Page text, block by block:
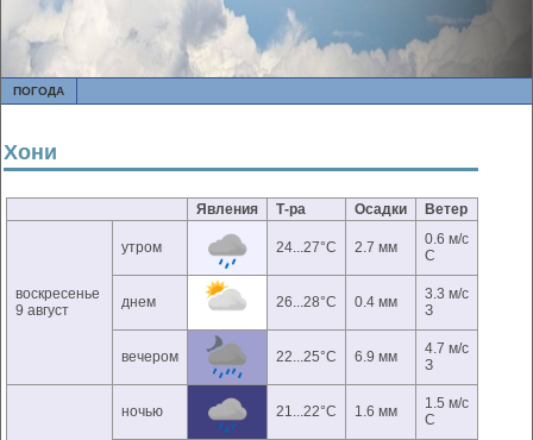
ПОГОДА
Хони
Явления Т-ра Осадки Ветер
воскресенье
9 август
утром 24...27°C 2.7 мм
0.6 м/с
С
днем 26...28°C 0.4 мм
3.3 м/с
З
вечером 22...25°C 6.9 мм
4.7 м/с
З
ночью 21...22°C 1.6 мм
1.5 м/с
С